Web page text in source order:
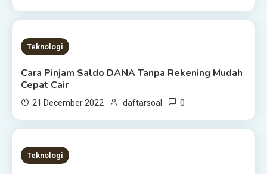
4 MINS READ
Teknologi
Cara Pinjam Saldo DANA Tanpa Rekening Mudah
Cepat Cair
21 December 2022 daftarsoal 0
3 MINS READ
Teknologi